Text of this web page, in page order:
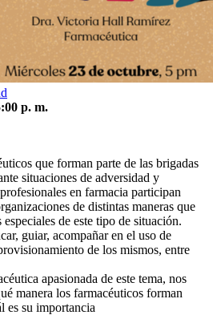
p. m.
que forman parte de las brigadas
situaciones de adversidad y
en farmacia participan
de distintas maneras que
de este tipo de situación.
guiar, acompañar en el uso de
de los mismos, entre
apasionada de este tema, nos
manera los farmacéuticos forman
es su importancia